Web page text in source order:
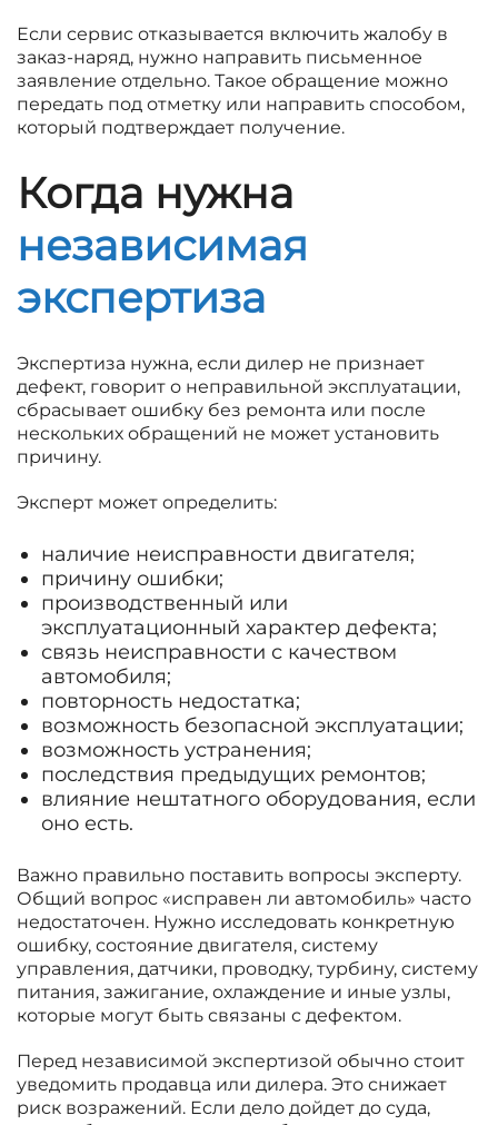
Если сервис отказывается включить жалобу в
заказ-наряд, нужно направить письменное
заявление отдельно. Такое обращение можно
передать под отметку или направить способом,
который подтверждает получение.
Когда нужна
независимая
экспертиза
Экспертиза нужна, если дилер не признает
дефект, говорит о неправильной эксплуатации,
сбрасывает ошибку без ремонта или после
нескольких обращений не может установить
причину.
Эксперт может определить:
наличие неисправности двигателя;
причину ошибки;
производственный или
эксплуатационный характер дефекта;
связь неисправности с качеством
автомобиля;
повторность недостатка;
возможность безопасной эксплуатации;
возможность устранения;
последствия предыдущих ремонтов;
влияние нештатного оборудования, если
оно есть.
Важно правильно поставить вопросы эксперту.
Общий вопрос «исправен ли автомобиль» часто
недостаточен. Нужно исследовать конкретную
ошибку, состояние двигателя, систему
управления, датчики, проводку, турбину, систему
питания, зажигание, охлаждение и иные узлы,
которые могут быть связаны с дефектом.
Перед независимой экспертизой обычно стоит
уведомить продавца или дилера. Это снижает
риск возражений. Если дело дойдет до суда,